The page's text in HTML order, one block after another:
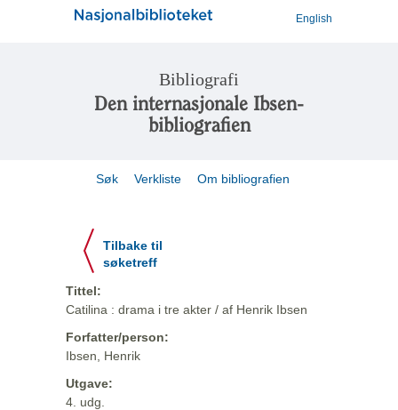
English
Bibliografi
Den internasjonale Ibsen-
bibliografien
Søk Verkliste Om bibliografien
Tilbake til
søketreff
Tittel:
Catilina : drama i tre akter / af Henrik Ibsen
Forfatter/person:
Ibsen, Henrik
Utgave:
4. udg.